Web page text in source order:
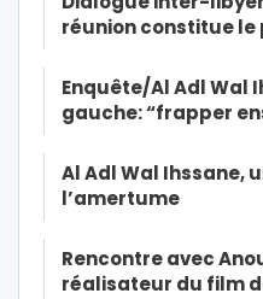
réunion constitue
Enquête/Al Adl Wal
gauche: “frapper
Al Adl Wal Ihssane,
l’amertume
Rencontre avec
réalisateur du film